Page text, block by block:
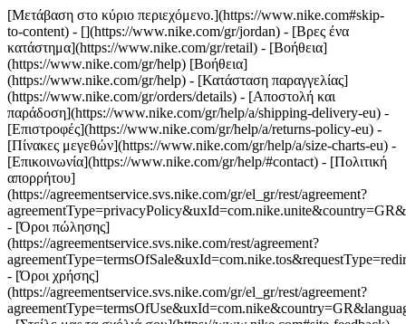
[Μετάβαση στο κύριο περιεχόμενο.](https://www.nike.com#skip-
to-content) - [](https://www.nike.com/gr/jordan) - [Βρες ένα
κατάστημα](https://www.nike.com/gr/retail) - [Βοήθεια]
(https://www.nike.com/gr/help) [Βοήθεια]
(https://www.nike.com/gr/help) - [Κατάσταση παραγγελίας]
(https://www.nike.com/gr/orders/details) - [Αποστολή και
παράδοση](https://www.nike.com/gr/help/a/shipping-delivery-eu) -
[Επιστροφές](https://www.nike.com/gr/help/a/returns-policy-eu) -
[Πίνακες μεγεθών](https://www.nike.com/gr/help/a/size-charts-eu) -
[Επικοινωνία](https://www.nike.com/gr/help/#contact) - [Πολιτική
απορρήτου]
(https://agreementservice.svs.nike.com/gr/el_gr/rest/agreement?
- [Όροι πώλησης]
(https://agreementservice.svs.nike.com/rest/agreement?
- [Όροι χρήσης]
(https://agreementservice.svs.nike.com/gr/el_gr/rest/agreement?